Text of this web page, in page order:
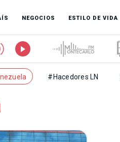
NEGOCIOS ESTILO DE VIDA
#Hacedores LN